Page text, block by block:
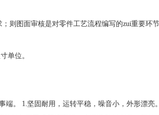
则图面审核是对零件工艺流程编写的zui重要环节
单位。
。 1.坚固耐用，运转平稳，噪音小，外形漂